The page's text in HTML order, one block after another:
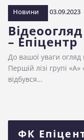
Новини 03.09.2023
– Епіцентр
До вашої уваги
Першій лізі групі
відбувся…
ФК